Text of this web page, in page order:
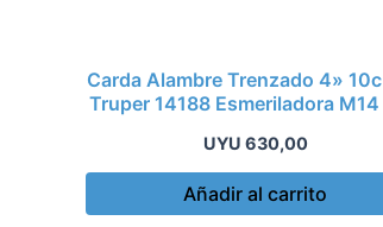
Carda Alambre Trenzado 4» 10c
Truper 14188 Esmeriladora M14
UYU 630,00
Añadir al carrito